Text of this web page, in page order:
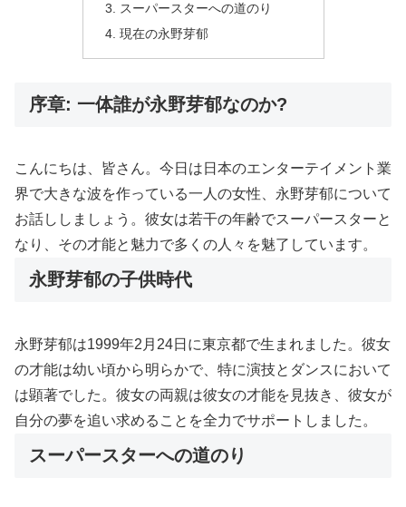
スーパースターへの道のり
現在の永野芽郁
序章: 一体誰が永野芽郁なのか?
こんにちは、皆さん。今日は日本のエンターテイメント業
界で大きな波を作っている一人の女性、永野芽郁について
お話ししましょう。彼女は若干の年齢でスーパースターと
なり、その才能と魅力で多くの人々を魅了しています。
永野芽郁の子供時代
永野芽郁は1999年2月24日に東京都で生まれました。彼女
の才能は幼い頃から明らかで、特に演技とダンスにおいて
は顕著でした。彼女の両親は彼女の才能を見抜き、彼女が
自分の夢を追い求めることを全力でサポートしました。
スーパースターへの道のり